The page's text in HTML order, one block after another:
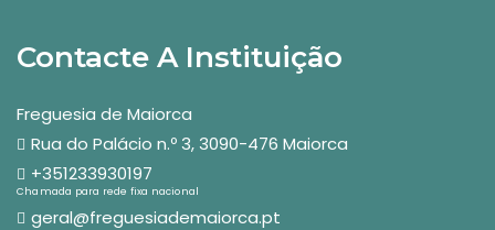
Contacte A Instituição
Freguesia de Maiorca
Rua do Palácio n.º 3, 3090-476 Maiorca
+351233930197
Chamada para rede fixa nacional
geral@freguesiademaiorca.pt